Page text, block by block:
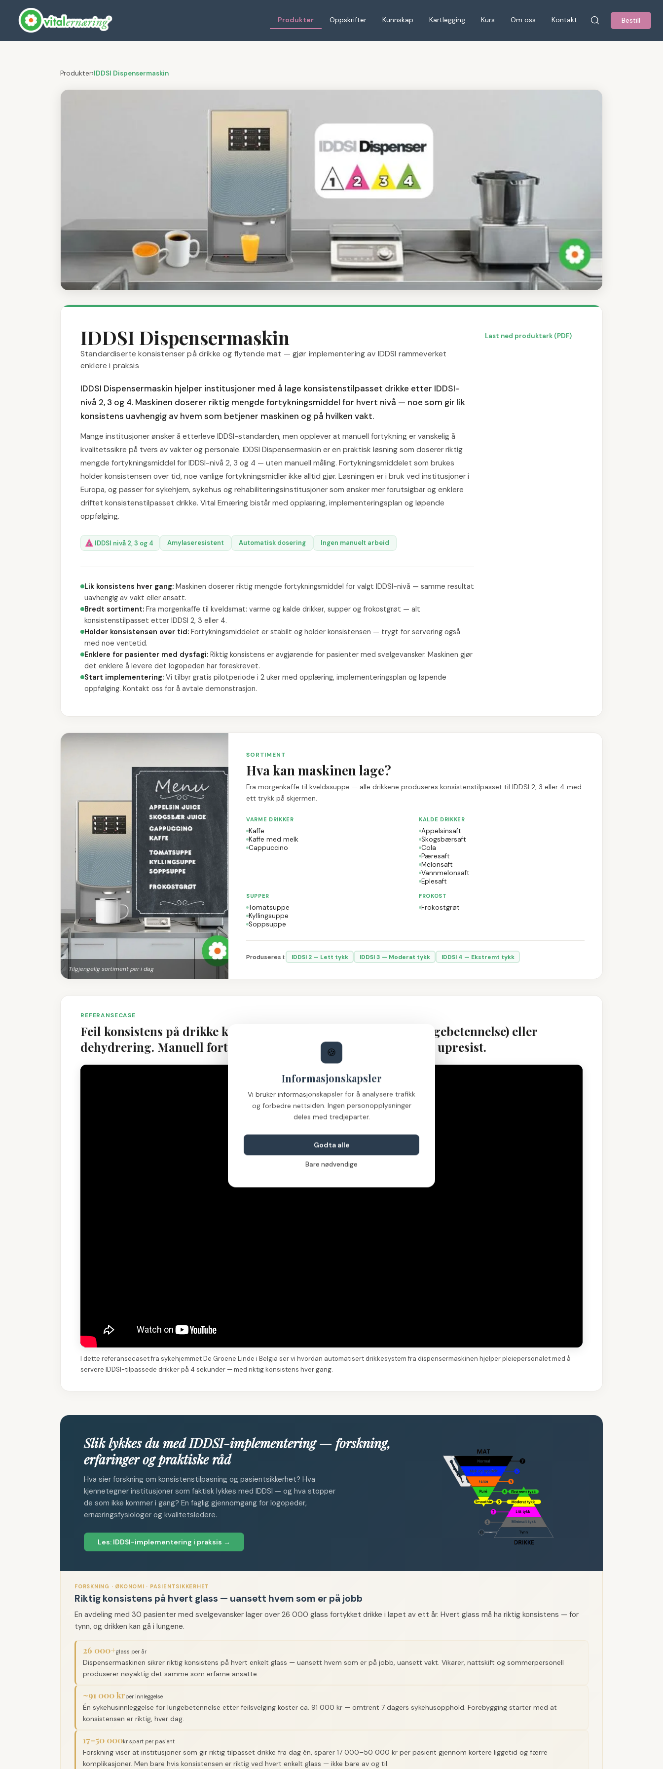
Produkter Oppskrifter Kunnskap Kartlegging Kurs Om oss Kontakt Bestill
Produkter›IDDSI Dispensermaskin
IDDSI Dispensermaskin Standardiserte konsistenser på drikke
Standardiserte konsistenser på drikke og flytende mat — gjør implementering av IDDSI rammeverket
enklere i praksis
IDDSI Dispensermaskin hjelper institusjoner med å lage konsistenstilpasset drikke etter IDDSI-
nivå 2, 3 og 4. Maskinen doserer riktig mengde fortykningsmiddel for hvert nivå — noe som gir lik
konsistens uavhengig av hvem som betjener maskinen og på hvilken vakt.
Mange institusjoner ønsker å etterleve IDDSI-standarden, men opplever at manuell fortykning er vanskelig å
kvalitetssikre på tvers av vakter og personale. IDDSI Dispensermaskin er en praktisk løsning som doserer riktig
mengde fortykningsmiddel for IDDSI-nivå 2, 3 og 4 — uten manuell måling. Fortykningsmiddelet som brukes
holder konsistensen over tid, noe vanlige fortykningsmidler ikke alltid gjør. Løsningen er i bruk ved institusjoner i
Europa, og passer for sykehjem, sykehus og rehabiliteringsinstitusjoner som ønsker mer forutsigbar og enklere
driftet konsistenstilpasset drikke. Vital Ernæring bistår med opplæring, implementeringsplan og løpende
oppfølging.
IDDSI nivå 2, 3 og 4 Amylaseresistent Automatisk dosering Ingen manuelt arbeid
Lik konsistens hver gang: Maskinen doserer riktig mengde fortykningsmiddel for valgt IDDSI-nivå — samme resultat
uavhengig av vakt eller ansatt.
Bredt sortiment: Fra morgenkaffe til kveldsmat: varme og kalde drikker, supper og frokostgrøt — alt
konsistenstilpasset etter IDDSI 2, 3 eller 4.
Holder konsistensen over tid: Fortykningsmiddelet er stabilt og holder konsistensen — trygt for servering også
med noe ventetid.
Enklere for pasienter med dysfagi: Riktig konsistens er avgjørende for pasienter med svelgevansker. Maskinen gjør
det enklere å levere det logopeden har foreskrevet.
Start implementering: Vi tilbyr gratis pilotperiode i 2 uker med opplæring, implementeringsplan og løpende
oppfølging. Kontakt oss for å avtale demonstrasjon.
Last ned produktark (PDF)
Tilgjengelig sortiment per i dag
SORTIMENT
Hva kan maskinen lage?
Fra morgenkaffe til kveldssuppe — alle drikkene produseres konsistenstilpasset til IDDSI 2, 3 eller 4 med
ett trykk på skjermen.
VARME DRIKKER
Kaffe
Kaffe med melk
Cappuccino
KALDE DRIKKER
Appelsinsaft
Skogsbærsaft
Cola
Pæresaft
Melonsaft
Vannmelonsaft
Eplesaft
SUPPER
Tomatsuppe
Kyllingsuppe
Soppsuppe
FROKOST
Frokostgrøt
Produseres i: IDDSI 2— Lett tykk IDDSI3 — Moderat tykk IDDSI 4 — Ekstremt tykk
REFERANSECASE
Feil konsistens på drikke kan føre til aspirasjonspneumoni (lungebetennelse) eller
dehydrering. Manuell fortykning med pulver er tidkrevende og upresist.
I dette referansecaset fra sykehjemmet De Groene Linde i Belgia ser vi hvordan automatisert drikkesystem fra dispensermaskinen hjelper pleiepersonalet med å
servere IDDSI-tilpassede drikker på 4 sekunder — med riktig konsistens hver gang.
Slik lykkes du med IDDSI-implementering — forskning,
erfaringer og praktiske råd
Hva sier forskning om konsistenstilpasning og pasientsikkerhet? Hva
kjennetegner institusjoner som faktisk lykkes med IDDSI — og hva stopper
de som ikke kommer i gang? En faglig gjennomgang for logopeder,
ernæringsfysiologer og kvalitetsledere.
Les: IDDSI-implementering i praksis →
FORSKNING · ØKONOMI · PASIENTSIKKERHET
Riktig konsistens på hvert glass — uansett hvem som er på jobb
En avdeling med 30 pasienter med svelgevansker lager over 26 000 glass fortykket drikke i løpet av ett år. Hvert glass må ha riktig konsistens — for
tynn, og drikken kan gå i lungene.
26 000+glass per år
Dispensermaskinen sikrer riktig konsistens på hvert enkelt glass — uansett hvem som er på jobb, uansett vakt. Vikarer, nattskift og sommerpersonell
produserer nøyaktig det samme som erfarne ansatte.
~91 000 krper innleggelse
Én sykehusinnleggelse for lungebetennelse etter feilsvelging koster ca. 91 000 kr — omtrent 7 dagers sykehusopphold. Forebygging starter med at
konsistensen er riktig, hver dag.
17–50 000kr spart per pasient
Forskning viser at institusjoner som gir riktig tilpasset drikke fra dag én, sparer 17 000–50 000 kr per pasient gjennom kortere liggetid og færre
komplikasjoner. Men bare hvis konsistensen er riktig ved hvert enkelt glass — ikke bare av og til.
🍪
Informasjonskapsler
Vi bruker informasjonskapsler for å analysere trafikk
og forbedre nettsiden. Ingen personopplysninger
deles med tredjeparter.
Godta alle
Bare nødvendige